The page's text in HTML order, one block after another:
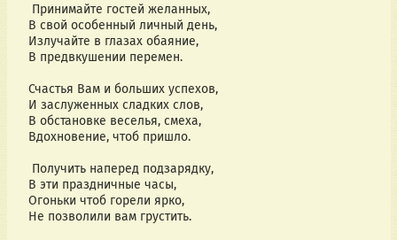
Принимайте гостей желанных,
В свой особенный личный день,
Излучайте в глазах обаяние,
В предвкушении перемен.
Счастья Вам и больших успехов,
И заслуженных сладких слов,
В обстановке веселья, смеха,
Вдохновение, чтоб пришло.
Получить наперед подзарядку,
В эти праздничные часы,
Огоньки чтоб горели ярко,
Не позволили вам грустить.